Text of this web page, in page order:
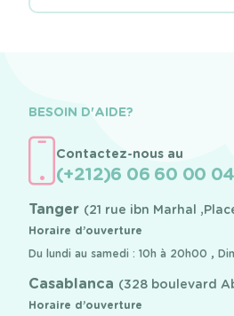
BESOIN D'AIDE?
Contactez-nous au
(+212)6 06 60 00 04
Tanger (21 rue ibn Marhal
Horaire d’ouverture
Du lundi au samedi : 10h à 20h00 ,
Casablanca (328 boulevard
Horaire d’ouverture